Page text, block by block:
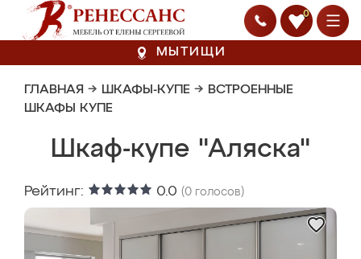
0
МЫТИЩИ
ГЛАВНАЯ → ШКАФЫ-КУПЕ → ВСТРОЕННЫЕ
ШКАФЫ КУПЕ
Шкаф-купе "Аляска"
Рейтинг: 0.0 (0 голосов)